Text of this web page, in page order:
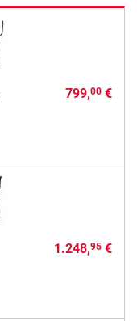
799,00€
1.248,95€